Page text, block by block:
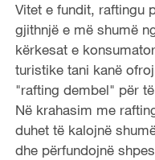
Vitet e fundit, raftingu
gjithnjë e më shumë
kërkesat e
turistike tani kanë
"rafting dembel" për
Në krahasim me
duhet të kalojnë
dhe përfundojnë